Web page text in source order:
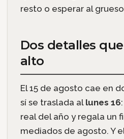
resto o esperar al
Dos detalles
alto
El 15 de agosto cae en
sí se traslada al lunes 16
real del año y regala un
mediados de agosto. Y